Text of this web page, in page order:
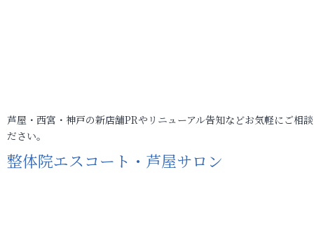
芦屋・西宮・神戸の新店舗PRやリニューアル告知などお気軽にご相
ださい。
整体院エスコート・芦屋サロン